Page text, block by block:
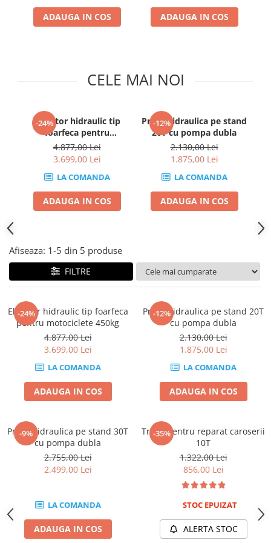
Dispozitive de sablat & accesorii
Cutii pentru scule
Dulapuri echipate
Dulapuri pentru scule
Module scule
Echipamente De Sudura
Aparate taiere cu plasma
Invertoare Sudura
Magneti fixare sudura
Mig-Mag
Sudura In Puncte
Tig-Wig
Pompe si Cilindri Hidraulici
Prese pentru arcuri
Redresoare,Roboti Pornire,Cabluri
Schimb ulei
Accesorii schimb ulei
Chei buson baie ulei
Chei filtru ulei
Recuperatoare de ulei
Scule Ajutatoare
Scule De Mana si Unelte
Burghie
Capsatoare tapiterie
Chei de Forta
Tubulare de impact 3/4
Tubulare 1/2
Tubulare 3/8
ADAUGA IN COS ADAUGA IN COS
CELE MAI NOI
-24%
Elevator hidraulic tip
foarfeca pentru
motociclete 450kg
4.877,00 Lei
3.699,00 Lei
LA COMANDA
ADAUGA IN COS
-12%
Presa hidraulica pe stand
20T cu pompa dubla
2.130,00 Lei
1.875,00 Lei
LA COMANDA
ADAUGA IN COS
Afiseaza: 1-5 din 5 produse
FILTRE
-24%
Elevator hidraulic tip foarfeca
pentru motociclete 450kg
4.877,00 Lei
3.699,00 Lei
LA COMANDA
ADAUGA IN COS
-12%
Presa hidraulica pe stand 20T
cu pompa dubla
2.130,00 Lei
1.875,00 Lei
LA COMANDA
ADAUGA IN COS
-9%
Presa hidraulica pe stand 30T
cu pompa dubla
2.755,00 Lei
2.499,00 Lei
LA COMANDA
ADAUGA IN COS
-35%
Trusa pentru reparat caroserii
10T
1.322,00 Lei
856,00 Lei
STOC EPUIZAT
ALERTA STOC